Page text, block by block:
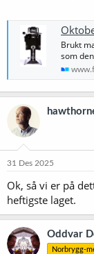
Brukt
som
31 Des 2025
Ok, så vi er på
heftigste laget.
Oddvar
Norbrygg-